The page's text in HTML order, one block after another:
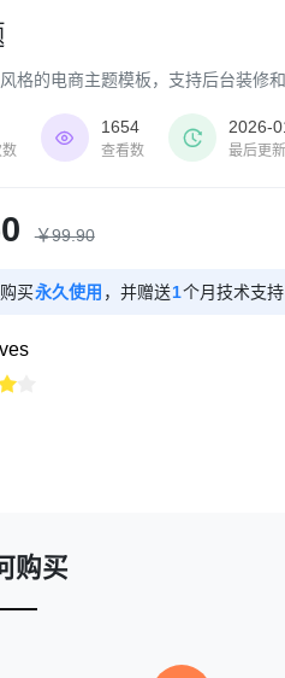
格的电商主题模板，支持后台装修

1654
查看数

2026-
最后更新
￥99.90
买永久使用 ，并赠送1个月技术支持

购买